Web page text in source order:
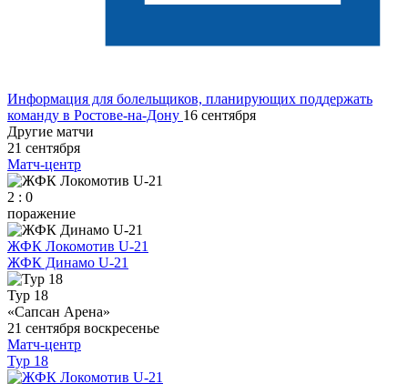
Информация для болельщиков, планирующих поддержать
команду в Ростове-на-Дону 16 сентября
Другие матчи
21 сентября
Матч-центр
2 : 0
поражение
ЖФК Локомотив U-21
ЖФК Динамо U-21
Тур 18
«Сапсан Арена»
21 сентября воскресенье
Матч-центр
Тур 18